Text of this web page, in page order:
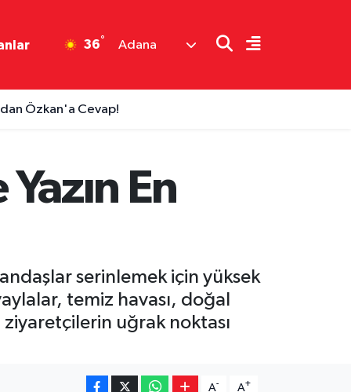
36° Adana
Özkan'a Cevap!
En
serinlemek için yüksek
temiz havası, doğal
uğrak noktası
A- A+